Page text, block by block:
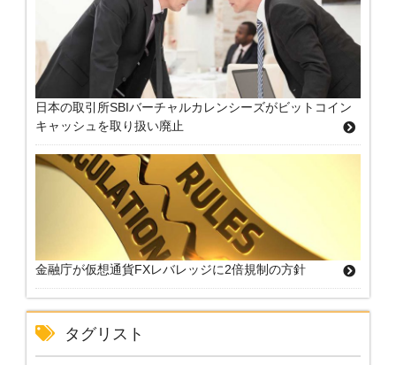
日本の取引所SBIバーチャルカレンシーズがビットコイン
キャッシュを取り扱い廃止
金融庁が仮想通貨FXレバレッジに2倍規制の方針
タグリスト